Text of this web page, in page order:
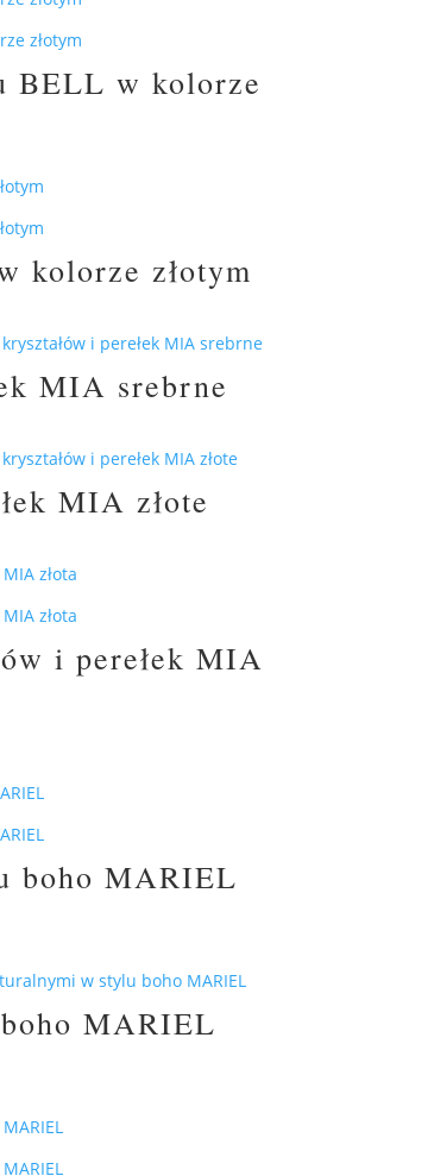
BELL w kolorze
kolorze złotym
MIA srebrne
MIA złote
i perełek MIA
boho MARIEL
MARIEL